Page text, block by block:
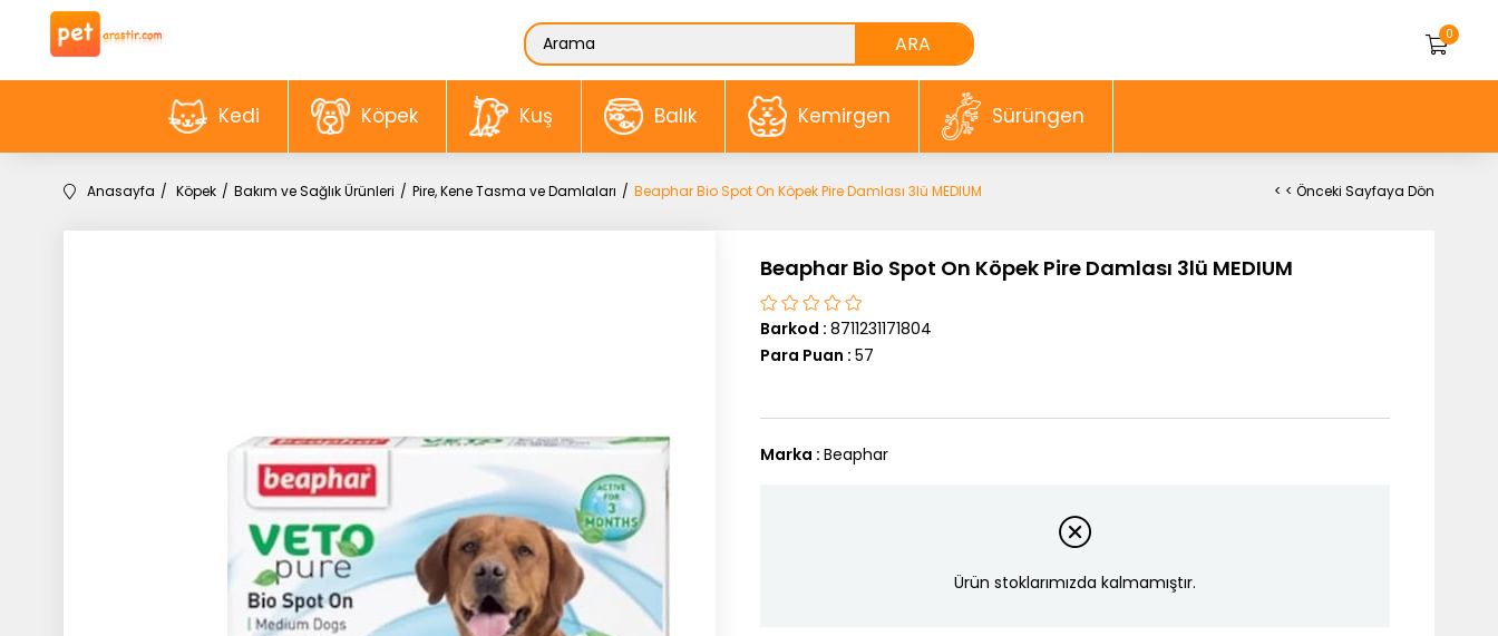
0
Kedi Köpek Kuş Balık Kemirgen Sürüngen
Anasayfa Köpek Bakım ve Sağlık Ürünleri Pire, Kene Tasma ve Damlaları Beaphar Bio Spot On Köpek Pire Damlası 3lü MEDIUM < < Önceki Sayfaya Dön
Beaphar Bio Spot On Köpek Pire Damlası 3lü MEDIUM
Barkod : 8711231171804
Para Puan : 57
Marka : Beaphar
Ürün stoklarımızda kalmamıştır.